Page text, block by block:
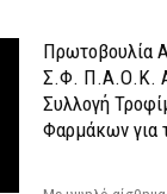
Πρωτοβουλία
Σ.Φ. Π.Α.Ο.Κ.
Συλλογή
Φαρμάκων για